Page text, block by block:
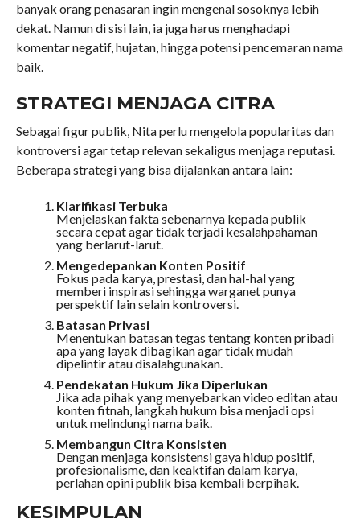
banyak orang penasaran ingin mengenal sosoknya lebih
dekat. Namun di sisi lain, ia juga harus menghadapi
komentar negatif, hujatan, hingga potensi pencemaran nama
baik.
STRATEGI MENJAGA CITRA
Sebagai figur publik, Nita perlu mengelola popularitas dan
kontroversi agar tetap relevan sekaligus menjaga reputasi.
Beberapa strategi yang bisa dijalankan antara lain:
Klarifikasi Terbuka
Menjelaskan fakta sebenarnya kepada publik
secara cepat agar tidak terjadi kesalahpahaman
yang berlarut-larut.
Mengedepankan Konten Positif
Fokus pada karya, prestasi, dan hal-hal yang
memberi inspirasi sehingga warganet punya
perspektif lain selain kontroversi.
Batasan Privasi
Menentukan batasan tegas tentang konten pribadi
apa yang layak dibagikan agar tidak mudah
dipelintir atau disalahgunakan.
Pendekatan Hukum Jika Diperlukan
Jika ada pihak yang menyebarkan video editan atau
konten fitnah, langkah hukum bisa menjadi opsi
untuk melindungi nama baik.
Membangun Citra Konsisten
Dengan menjaga konsistensi gaya hidup positif,
profesionalisme, dan keaktifan dalam karya,
perlahan opini publik bisa kembali berpihak.
KESIMPULAN